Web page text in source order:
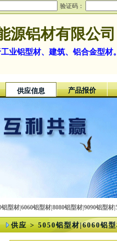
验证码：
源铝材有限公司
业铝型材、建筑、铝合金型材
供应信息 产品报价
铝型材|6060铝型材|8080铝型材|9090铝型材
供应 > 5050铝型材|6060铝